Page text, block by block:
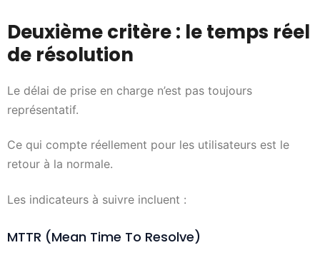
Deuxième critère : le temps réel
de résolution
Le délai de prise en charge n’est pas toujours
représentatif.
Ce qui compte réellement pour les utilisateurs est le
retour à la normale.
Les indicateurs à suivre incluent :
MTTR (Mean Time To Resolve)